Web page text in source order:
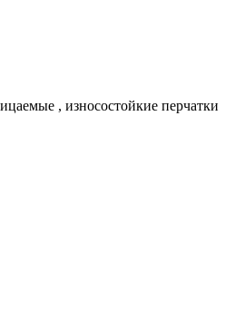
, износостойкие перчатки